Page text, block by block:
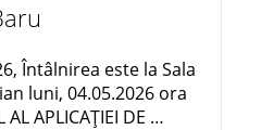
Întâlnirea este la Sala
luni, 04.05.2026 ora
AL APLICAŢIEI DE …